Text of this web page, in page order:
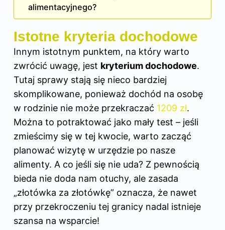
alimentacyjnego?
Istotne kryteria dochodowe
Innym istotnym punktem, na który warto
zwrócić uwagę, jest kryterium dochodowe.
Tutaj sprawy stają się nieco bardziej
skomplikowane, ponieważ dochód na osobę
w rodzinie nie może przekraczać 1209 zł.
Można to potraktować jako mały test – jeśli
zmieścimy się w tej kwocie, warto zacząć
planować wizytę w urzędzie po nasze
alimenty. A co jeśli się nie uda? Z pewnością
bieda nie doda nam otuchy, ale zasada
„złotówka za złotówkę” oznacza, że nawet
przy przekroczeniu tej granicy nadal istnieje
szansa na wsparcie!